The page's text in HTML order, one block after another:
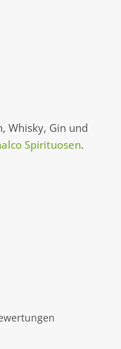
Whisky, Gin und
Spirituosen.